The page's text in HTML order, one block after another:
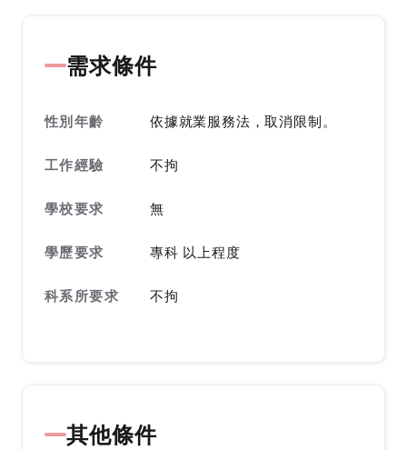
需求條件
性別年齡 依據就業服務法，取消限制。
工作經驗 不拘
學校要求 無
學歷要求 專科 以上程度
科系所要求 不拘
其他條件